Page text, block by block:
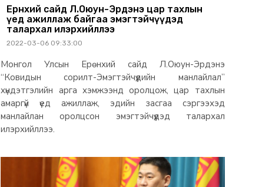
Ерөнхий сайд Л.Оюун-Эрдэнэ цар тахлын
үед ажиллаж байгаа эмэгтэйчүүдэд
талархал илэрхийллээ
2022-03-06 09:33:00
Монгол Улсын Ерөнхий сайд Л.Оюун-Эрдэнэ
“Ковидын сорилт-Эмэгтэйчүүдийн манлайлал”
хүндэтгэлийн арга хэмжээнд оролцож, цар тахлын
амаргүй үед ажиллаж, эдийн засгаа сэргээхэд
манлайлан оролцсон эмэгтэйчүүдэд талархал
илэрхийллээ.